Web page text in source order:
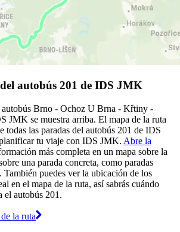
autobús 201 de IDS JMK
autobús Brno - Ochoz U Brna - Křtiny -
JMK se muestra arriba. El mapa de la ruta
todas las paradas del autobús 201 de IDS
tu viaje con IDS JMK. Abre la
más completa en un mapa sobre la
una parada concreta, como paradas
También puedes ver la ubicación de los
en el mapa de la ruta, así sabrás cuándo
el autobús 201.
la ruta